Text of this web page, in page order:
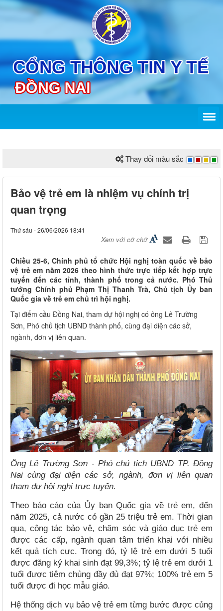
Thay đổi màu sắc
Bảo vệ trẻ em là nhiệm vụ chính trị
quan trọng
Thứ sáu - 26/06/2026 18:41
Xem với cỡ chữ
Chiều 25-6, Chính phủ tổ chức Hội nghị toàn quốc về bảo
vệ trẻ em năm 2026 theo hình thức trực tiếp kết hợp trực
tuyến đến các tỉnh, thành phố trong cả nước. Phó Thủ
tướng Chính phủ Phạm Thị Thanh Trà, Chủ tịch Ủy ban
Quốc gia về trẻ em chủ trì hội nghị.
Tại điểm cầu Đồng Nai, tham dự hội nghị có ông Lê Trường
Sơn, Phó chủ tịch UBND thành phố, cùng đại diện các sở,
ngành, đơn vị liên quan.
Ông Lê Trường Sơn - Phó chủ tịch UBND TP. Đồng
Nai cùng đại diện các sở, ngành, đơn vị liên quan
tham dự hội nghị trực tuyến.
Theo báo cáo của Ủy ban Quốc gia về trẻ em, đến
năm 2025, cả nước có gần 25 triệu trẻ em. Thời gian
qua, công tác bảo vệ, chăm sóc và giáo dục trẻ em
được các cấp, ngành quan tâm triển khai với nhiều
kết quả tích cực. Trong đó, tỷ lệ trẻ em dưới 5 tuổi
được đăng ký khai sinh đạt 99,3%; tỷ lệ trẻ em dưới 1
tuổi được tiêm chủng đầy đủ đạt 97%; 100% trẻ em 5
tuổi được đi học mẫu giáo.
Hệ thống dịch vụ bảo vệ trẻ em từng bước được củng